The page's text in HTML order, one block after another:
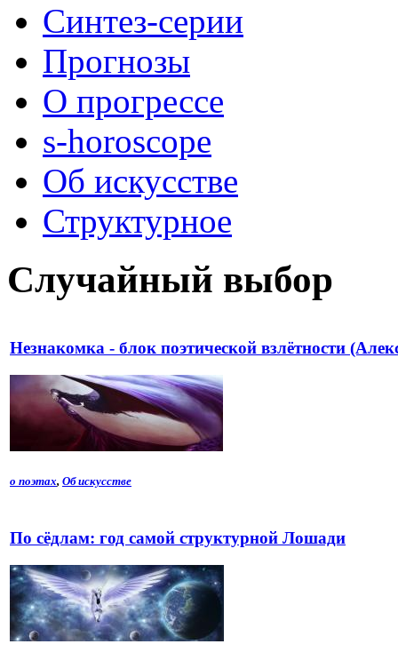
Синтез-серии
Прогнозы
О прогрессе
s-horoscope
Об искусстве
Структурное
Случайный выбор
Незнакомка - блок поэтической взлётности
о поэтах, Об искусстве
По сёдлам: год самой структурной Лошади